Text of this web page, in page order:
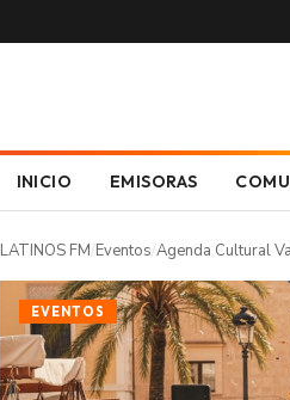
INICIO EMISORAS
LATINOS FM/Eventos/Agenda Cultural
EVENTOS